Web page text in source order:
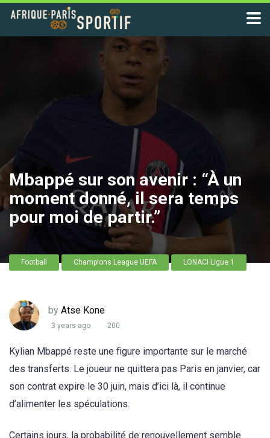
Mbappé sur son avenir : “À un
moment donné, il sera temps
pour moi de partir.”
Football Champions League UEFA LONACI Ligue 1
by Atse Kone
3 years ago 200
Kylian Mbappé reste une figure importante sur le marché
des transferts. Le joueur ne quittera pas Paris en janvier, car
son contrat expire le 30 juin, mais d’ici là, il continue
d’alimenter les spéculations.
Certains jours, la probabilité de renouvellement semble